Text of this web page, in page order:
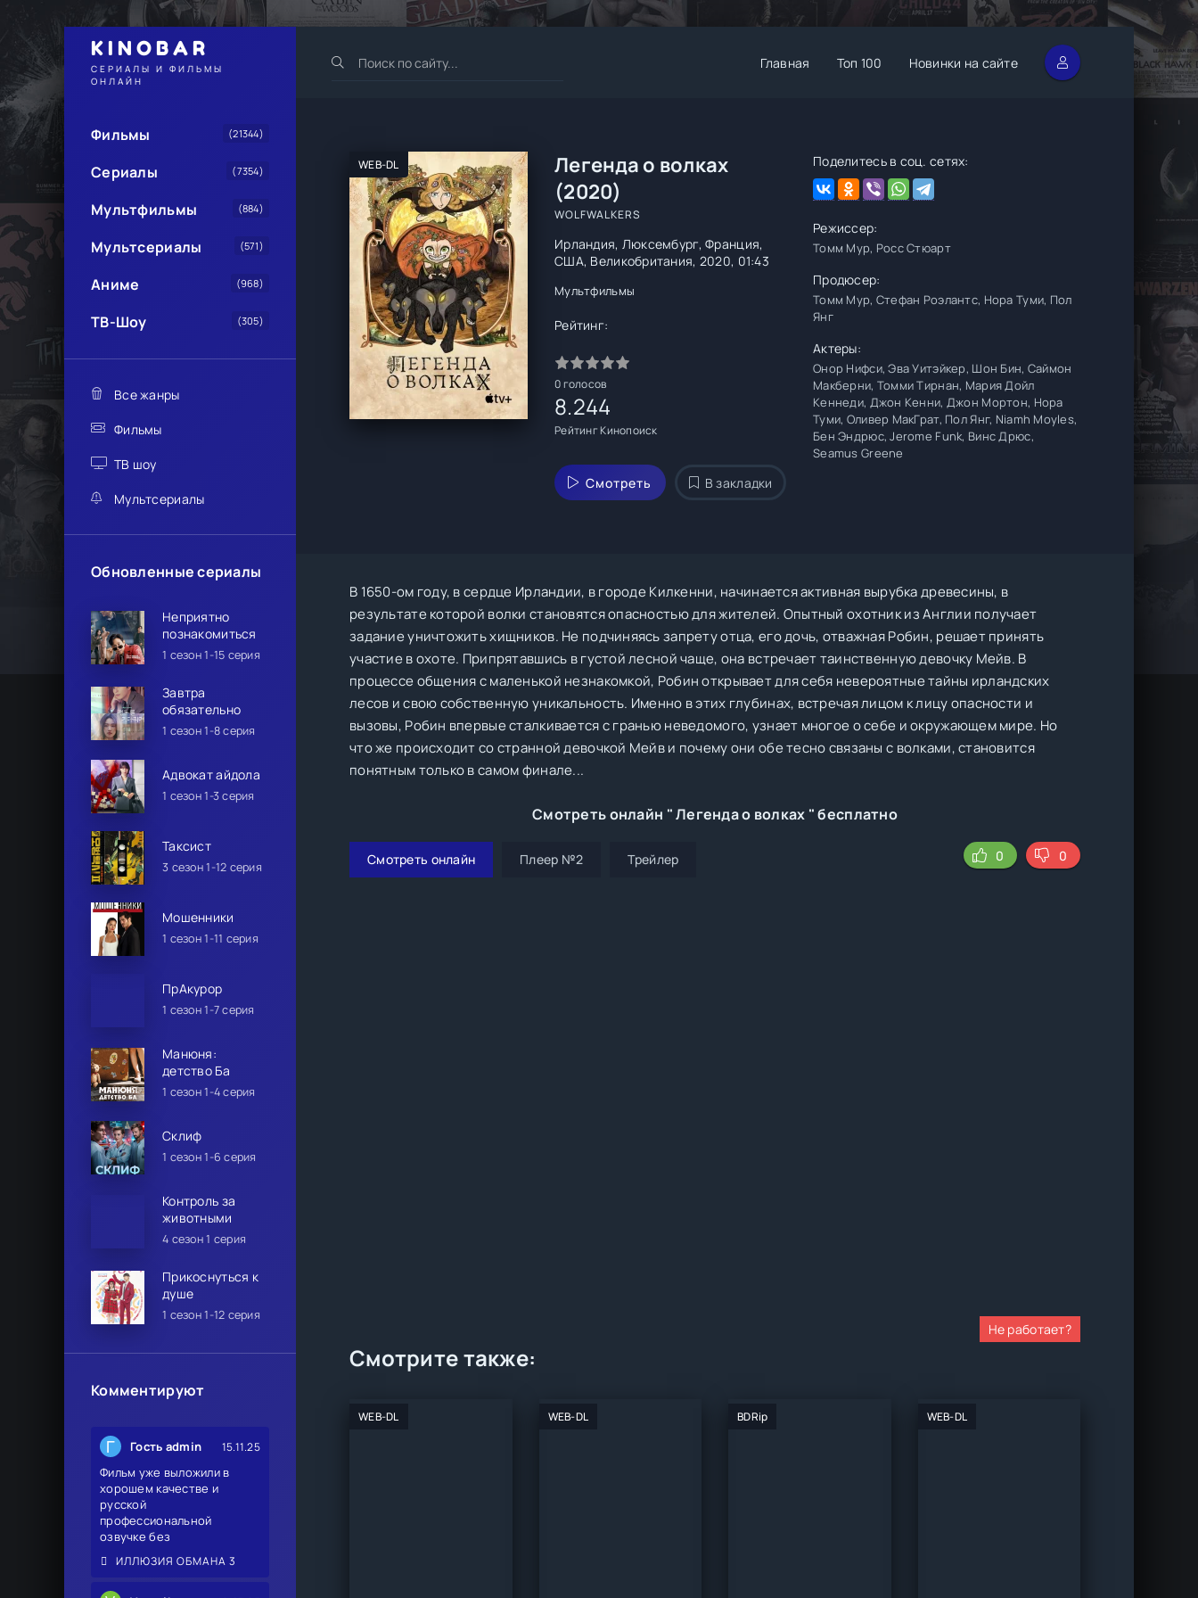
KINOBAR
СЕРИАЛЫ И ФИЛЬМЫ
ОНЛАЙН
Главная Топ 100 Новинки на сайте
Фильмы (21344)
Сериалы (7354)
Мультфильмы (884)
Мультсериалы (571)
Аниме (968)
ТВ-Шоу (305)
Все жанры
Фильмы
ТВ шоу
Мультсериалы
Обновленные сериалы
Неприятно
познакомиться
1 сезон 1-15 серия
Завтра
обязательно
1 сезон 1-8 серия
Адвокат айдола
1 сезон 1-3 серия
Таксист
3 сезон 1-12 серия
Мошенники
1 сезон 1-11 серия
ПрАкурор
1 сезон 1-7 серия
Манюня:
детство Ба
1 сезон 1-4 серия
Склиф
1 сезон 1-6 серия
Контроль за
животными
4 сезон 1 серия
Прикоснуться к
душе
1 сезон 1-12 серия
Комментируют
Г Гость admin 15.11.25
Фильм уже выложили в
хорошем качестве и
русской
профессиональной
озвучке без
ИЛЛЮЗИЯ ОБМАНА 3
WEB-DL
Легенда о волках
(2020)
WOLFWALKERS
Ирландия, Люксембург, Франция,
США, Великобритания, 2020, 01:43
Мультфильмы
Рейтинг:
0голосов
8.244
Рейтинг Кинопоиск
Смотреть В закладки
Поделитесь в соц. сетях:
Режиссер:
Томм Мур, Росс Стюарт
Продюсер:
Томм Мур, Стефан Роэлантс, Нора Туми, Пол
Янг
Актеры:
Онор Нифси, Эва Уитэйкер, Шон Бин, Саймон
Макберни, Томми Тирнан, Мария Дойл
Кеннеди, Джон Кенни, Джон Мортон, Нора
Туми, Оливер МакГрат, Пол Янг, Niamh Moyles,
Бен Эндрюс, Jerome Funk, Винс Дрюс,
Seamus Greene
В 1650-ом году, в сердце Ирландии, в городе Килкенни, начинается активная вырубка древесины, в
результате которой волки становятся опасностью для жителей. Опытный охотник из Англии получает
задание уничтожить хищников. Не подчиняясь запрету отца, его дочь, отважная Робин, решает принять
участие в охоте. Припрятавшись в густой лесной чаще, она встречает таинственную девочку Мейв. В
процессе общения с маленькой незнакомкой, Робин открывает для себя невероятные тайны ирландских
лесов и свою собственную уникальность. Именно в этих глубинах, встречая лицом к лицу опасности и
вызовы, Робин впервые сталкивается с гранью неведомого, узнает многое о себе и окружающем мире. Но
что же происходит со странной девочкой Мейв и почему они обе тесно связаны с волками, становится
понятным только в самом финале...
Смотреть онлайн " Легенда о волках " бесплатно
Смотреть онлайн Плеер №2 Трейлер
Не работает?
0 0
Смотрите также:
WEB-DL WEB-DL BDRip WEB-DL